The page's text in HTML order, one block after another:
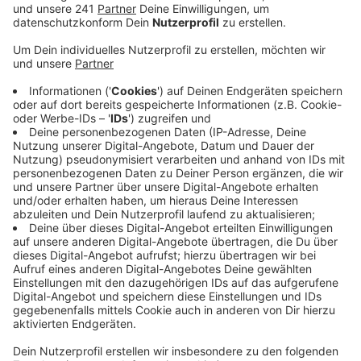
dem Sommer im Bereich Zingsheim Strohmieten
Veröffentlicht: Freitag, 04.12.2020 16:01
Anzeige
(Symbolfoto)
Meist bleib es bei geringem Schaden. Ausnahme ist
das Feuer am 25. September, bei dem außer 250
Heuballen auch eine Scheune, landwirtschaftliches
Gerät und 20 Tonnen Getreide zerstört wurden: hier
spricht die Polizei einem Sachschaden im unteren
sechsstelligen Bereich. Hinweise seien bereits
eingegangen – ob eine heiße Spur dabei ist wollen die